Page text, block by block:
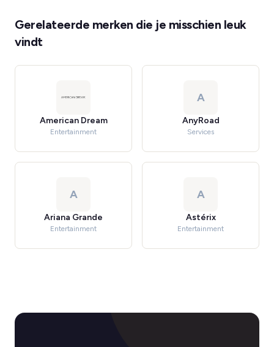
Gerelateerde merken die je misschien leuk
vindt
American Dream
Entertainment
A
AnyRoad
Services
A
Ariana Grande
Entertainment
A
Astérix
Entertainment